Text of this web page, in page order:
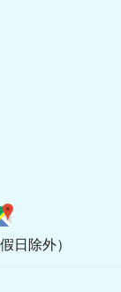
日除外）